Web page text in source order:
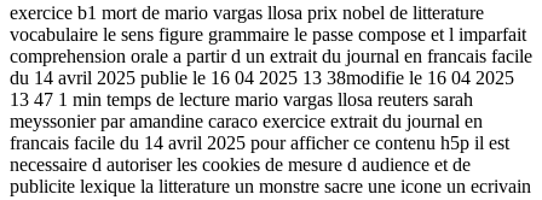
exercice b1 mort de mario vargas llosa prix nobel de litterature
vocabulaire le sens figure grammaire le passe compose et l imparfait
comprehension orale a partir d un extrait du journal en francais facile
du 14 avril 2025 publie le 16 04 2025 13 38modifie le 16 04 2025
13 47 1 min temps de lecture mario vargas llosa reuters sarah
meyssonier par amandine caraco exercice extrait du journal en
francais facile du 14 avril 2025 pour afficher ce contenu h5p il est
necessaire d autoriser les cookies de mesure d audience et de
publicite lexique la litterature un monstre sacre une icone un ecrivain